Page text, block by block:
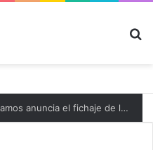
El Club Voleibol Kiele Socuéllamos anuncia el fichaje de la central norteamericana Morgan Thurlow para la temporada 2026/2027